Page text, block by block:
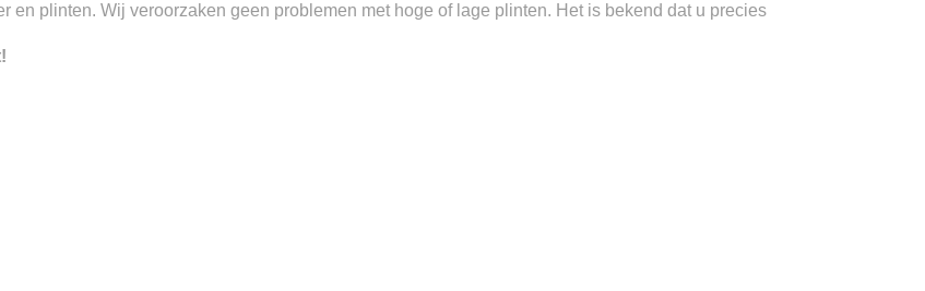
en plinten. Wij veroorzaken geen problemen met hoge of lage plinten. Het is bekend dat u precies